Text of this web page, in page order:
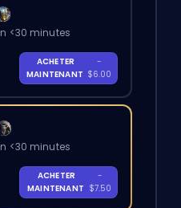
<30 minutes
ACHETER
MAINTENANT
-
$6.00
<30 minutes
ACHETER
MAINTENANT
-
$7.50